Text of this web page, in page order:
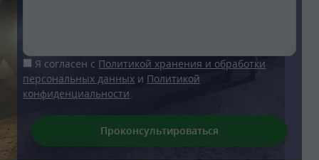
Я согласен с Политикой хранения и обработки
персональных данных и Политикой
конфиденциальности